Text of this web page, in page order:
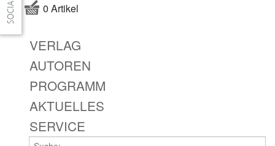
0 Artikel
VERLAG
AUTOREN
PROGRAMM
AKTUELLES
SERVICE